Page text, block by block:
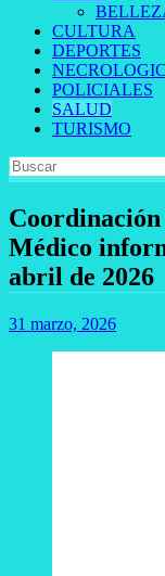
CULTURA
DEPORTES
POLICIALES
SALUD
TURISMO
Médico
abril de 2026
31 marzo, 2026